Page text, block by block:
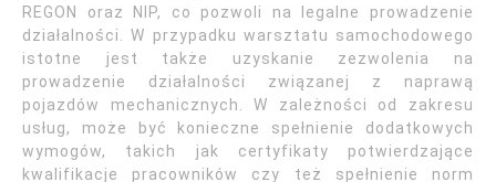
REGON oraz NIP, co pozwoli na legalne prowadzenie
działalności. W przypadku warsztatu samochodowego
istotne jest także uzyskanie zezwolenia na
prowadzenie działalności związanej z naprawą
pojazdów mechanicznych. W zależności od zakresu
usług, może być konieczne spełnienie dodatkowych
wymogów, takich jak certyfikaty potwierdzające
kwalifikacje pracowników czy też spełnienie norm